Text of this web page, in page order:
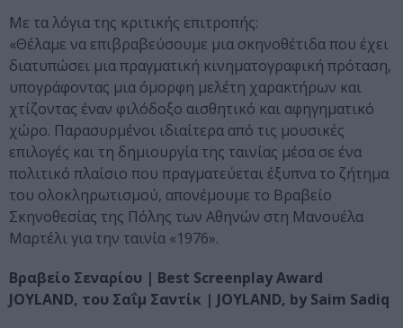
Με τα λόγια της κριτικής επιτροπής:
«Θέλαμε να επιβραβεύσουμε μια σκηνοθέτιδα που έχει
διατυπώσει μια πραγματική κινηματογραφική πρόταση,
υπογράφοντας μια όμορφη μελέτη χαρακτήρων και
χτίζοντας έναν φιλόδοξο αισθητικό και αφηγηματικό
χώρο. Παρασυρμένοι ιδιαίτερα από τις μουσικές
επιλογές και τη δημιουργία της ταινίας μέσα σε ένα
πολιτικό πλαίσιο που πραγματεύεται έξυπνα το ζήτημα
του ολοκληρωτισμού, απονέμουμε το Βραβείο
Σκηνοθεσίας της Πόλης των Αθηνών στη Mανουέλα
Μαρτέλι για την ταινία «1976».
Βραβείο Σεναρίου | Best Screenplay Award
JOYLAND, του Σαΐμ Σαντίκ | JOYLAND, by Saim Sadiq